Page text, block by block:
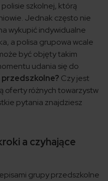
szkolnej, którą
Jednak często nie
wykupić indywidualne
a polisa grupowa wcale
być objęty takim
udania się do
przedszkolne? Czy jest
oferty różnych towarzystw
pytania znajdziesz
a czyhające
grupy przedszkolne